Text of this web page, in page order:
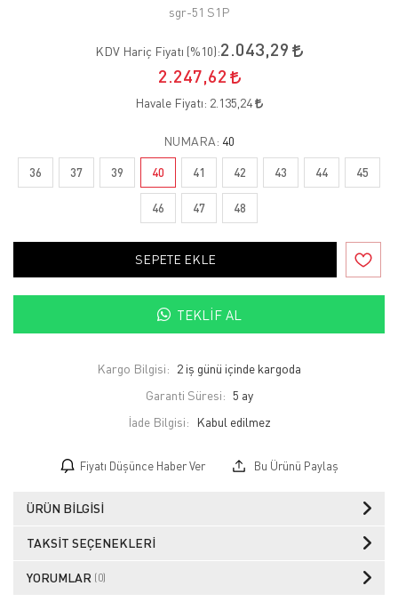
sgr-51 S1P
KDV Hariç Fiyatı (%10):2.043,29
2.247,62
Havale Fiyatı: 2.135,24
NUMARA: 40
36 37 39 40 41 42 43 44 45
46 47 48
SEPETE EKLE
TEKLIF AL
Kargo Bilgisi: 2 iş günü içinde kargoda
Garanti Süresi: 5 ay
İade Bilgisi:
Fiyatı Düşünce Haber Ver Bu Ürünü Paylaş
ÜRÜN BILGISI
TAKSIT SEÇENEKLERI
YORUMLAR (0)